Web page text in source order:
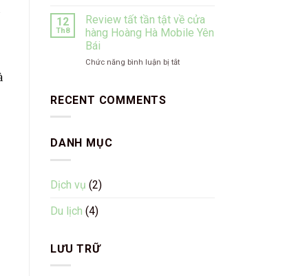
người
đi
lần
Airways
giá
rẻ
chuyến
Hà
Nội
đến
Gòn,
12
Th8
Review tất tần tật về cửa
hàng Hoàng Hà Mobile Yên
Bái
Chức năng bình luận bị tắtở
RECENT COMMENTS
DANH MỤC
Dịch vụ (2)
Du lịch (4)
LƯU TRỮ